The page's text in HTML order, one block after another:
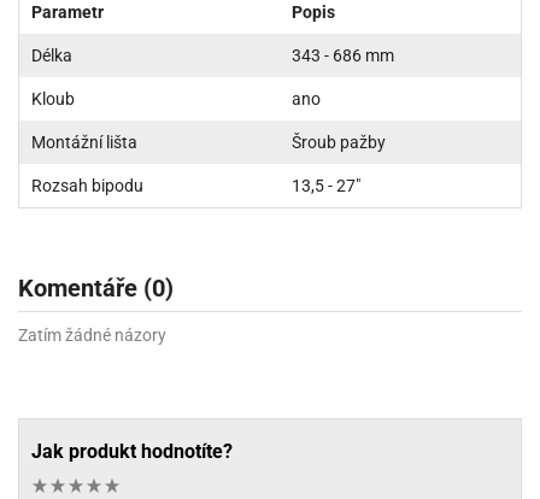
Parametr Popis
Délka 343 - 686 mm
Kloub ano
Montážní lišta Šroub pažby
Rozsah bipodu 13,5 - 27"
Komentáře (0)
Zatím žádné názory
Jak produkt hodnotíte?